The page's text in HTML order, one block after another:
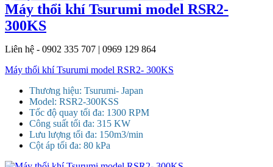
Máy thổi khí Tsurumi model RSR2-
300KS
Liên hệ - 0902 335 707 | 0969 129 864
Máy thổi khí Tsurumi model RSR2- 300KS
Thương hiệu: Tsurumi- Japan
Model: RSR2-300KSS
Tốc độ quay tối đa: 1300 RPM
Công suất tối đa: 315 KW
Lưu lượng tối đa: 150m3/min
Cột áp tối đa: 80 kPa